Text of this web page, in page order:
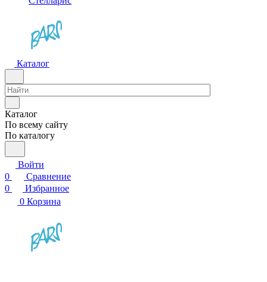
Каталог
Каталог
По всему сайту
По каталогу
Войти
0
Сравнение
0
Избранное
0 Корзина